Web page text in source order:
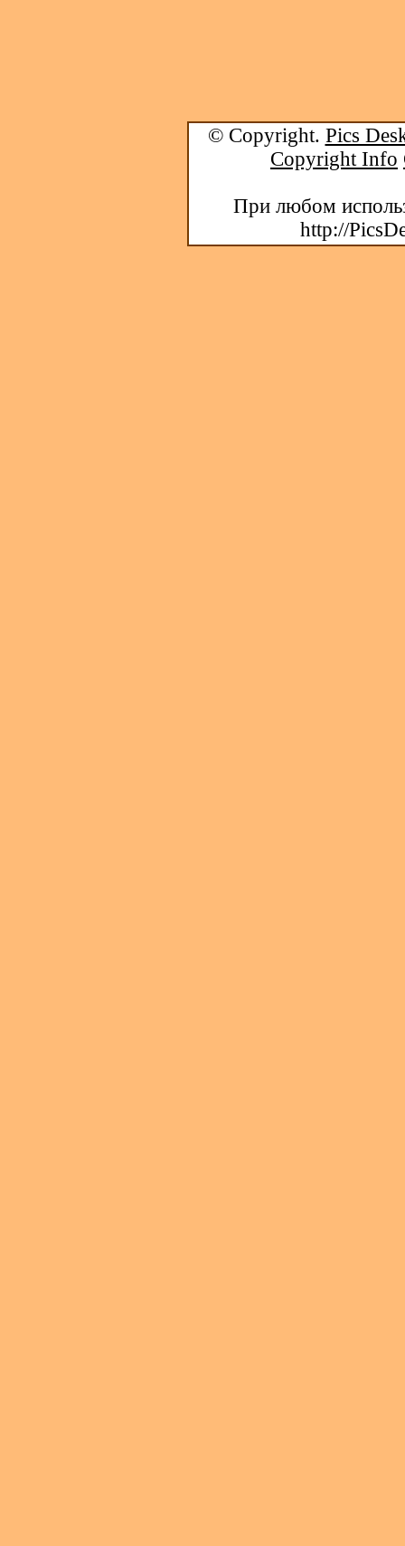
© Copyright. Pics
Copyright Info
При любом
http://